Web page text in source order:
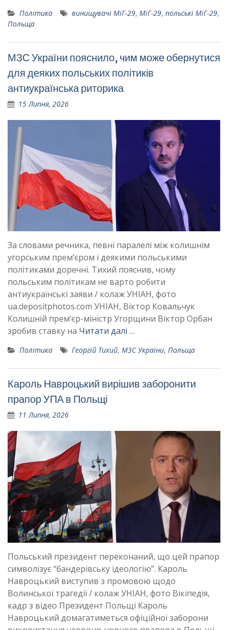
Політика винищувачі МіГ-29, МіГ-29, польські МіГ-29,
Польща
МЗС України пояснило, чим може обернутися
для деяких польських політиків
антиукраїнська риторика
15 Липня, 2026
За словами речника, певні паралелі між колишнім
угорським прем’єром і деякими польськими
політиками доречні. Тихий пояснив, чому
польським політикам не варто робити
антиукраїнські заяви / колаж УНІАН, фото
ua.depositphotos.com УНІАН, Віктор Ковальчук
Колишній прем’єр-міністр Угорщини Віктор Орбан
зробив ставку на Читати далі …
Політика Георгій Тихий, МЗС України, Польща
Кароль Навроцький вирішив заборонити
прапор УПА в Польщі
11 Липня, 2026
Польський президент переконаний, що цей прапор
символізує “бандерівську ідеологію”. Кароль
Навроцький виступив з промовою щодо
Волинської трагедії / колаж УНІАН, фото Вікіпедія,
кадр з відео Президент Польщі Кароль
Навроцький домагатиметься офіційної заборони